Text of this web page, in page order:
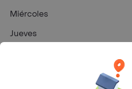
Miércoles
Jueves